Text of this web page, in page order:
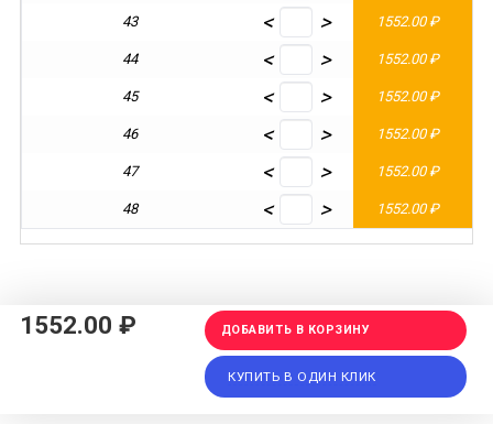
43 < > 1552.00 ₽
44 < > 1552.00 ₽
45 < > 1552.00 ₽
46 < > 1552.00 ₽
47 < > 1552.00 ₽
48 < > 1552.00 ₽
1552.00 ₽ ДОБАВИТЬ В КОРЗИНУ
КУПИТЬ В ОДИН КЛИК